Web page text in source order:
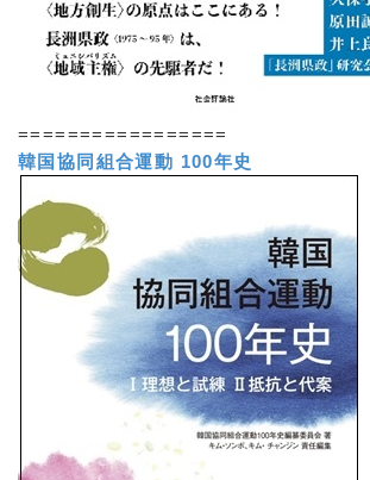
=================
韓国協同組合運動 100年史